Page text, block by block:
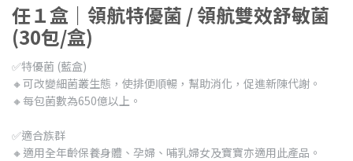
任１盒｜領航特優菌 / 領航雙效舒敏菌
(30包/盒)
✅特優菌 (藍盒)
🔸可改變細菌叢生態，使排便順暢，幫助消化，促進新陳代謝。
🔸每包菌數為650億以上。
✅適合族群
🔸適用全年齡保養身體、孕婦、哺乳婦女及寶寶亦適用此產品。